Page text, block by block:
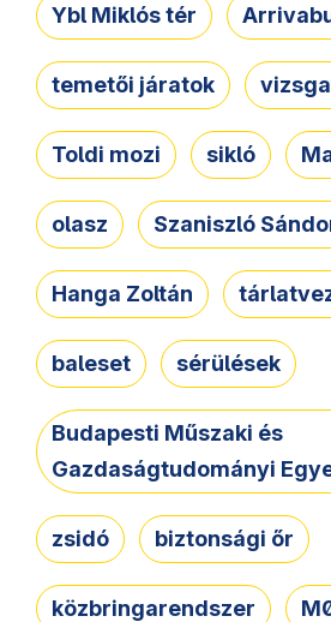
Ybl Miklós tér
temetői járatok
Toldi mozi sikló
olasz Szaniszló
Hanga Zoltán
baleset sérülések
Budapesti Műszaki és
Gazdaságtudományi
zsidó biztonsági őr
közbringarendszer